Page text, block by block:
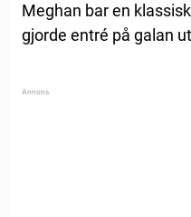
Meghan bar en
gjorde entré på galan